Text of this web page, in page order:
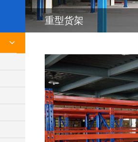
重型货架